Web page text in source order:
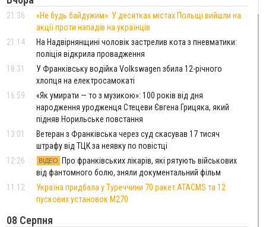
21:36
«Не будь байдужим». У десятках містах Польщі вийшли на
акції проти нападів на українців
21:14
На Надвірнянщині чоловік застрелив кота з пневматики:
поліція відкрила провадження
18:31
У Франківську водійка Volkswagen збила 12-річного
хлопця на електросамокаті
16:59
«Як умирати — то з музикою»: 100 років від дня
народження уродженця Стецеви Євгена Грицяка, який
підняв Норильське повстання
13:01
Ветеран з Франківська через суд скасував 17 тисяч
штрафу від ТЦК за неявку по повістці
12:26
ВІДЕО
Про франківських лікарів, які рятують військових
від фантомного болю, зняли документальний фільм
11:12
Україна придбала у Туреччини 70 ракет ATACMS та 12
пускових установок M270
08 Серпня